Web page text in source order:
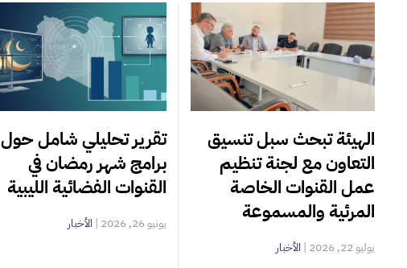
الهيئة تبحث سبل تنسيق
التعاون مع لجنة تنظيم
عمل القنوات الخاصة
المرئية والمسموعة
يوليو 22, 2026 | الأخبار
تقرير تحليلي شامل حول
برامج شهر رمضان في
القنوات الفضائية الليبية
يونيو 26, 2026 | الأخبار